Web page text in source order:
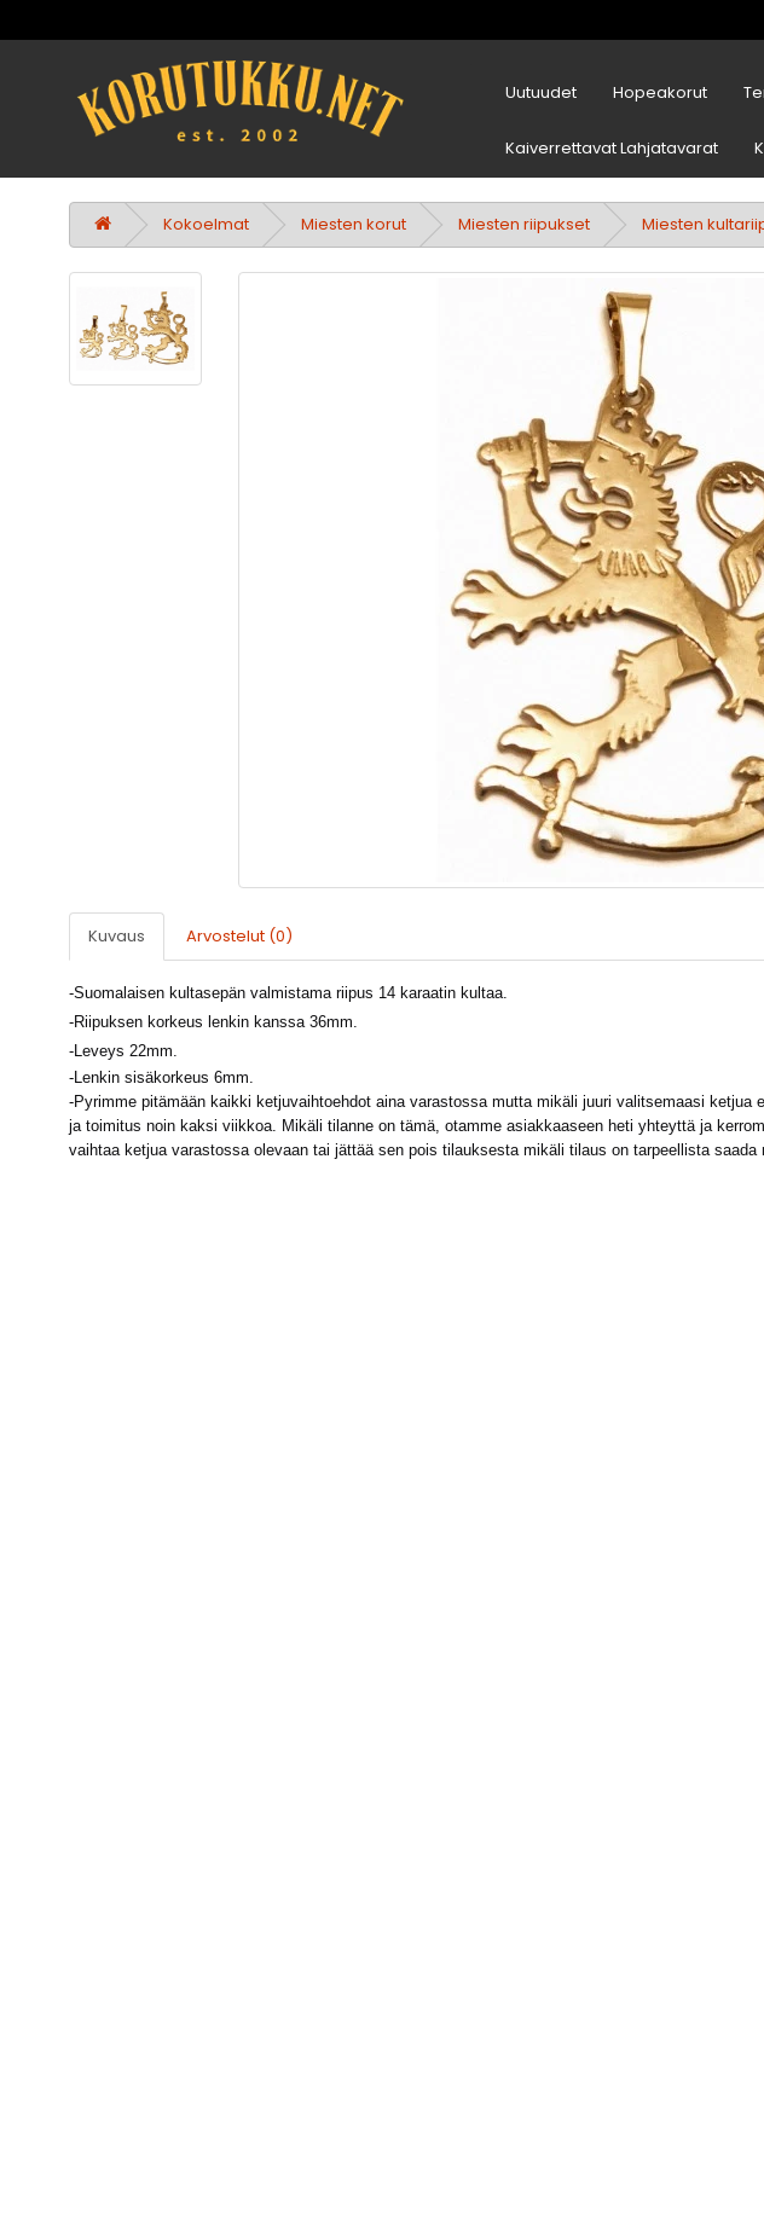
Uutuudet Hopeakorut
Kaiverrettavat Lahjatavarat
Kokoelmat Miesten korut Miesten riipukset Miesten
Kuvaus Arvostelut (0)
-Suomalaisen kultasepän valmistama riipus 14 karaatin kultaa.
-Riipuksen korkeus lenkin kanssa 36mm.
-Leveys 22mm.
-Lenkin sisäkorkeus 6mm.
-Pyrimme pitämään kaikki ketjuvaihtoehdot aina varastossa mutta mikäli juuri valitsemaasi ketjua
ja toimitus noin kaksi viikkoa. Mikäli tilanne on tämä, otamme asiakkaaseen heti yhteyttä ja
vaihtaa ketjua varastossa olevaan tai jättää sen pois tilauksesta mikäli tilaus on tarpeellista